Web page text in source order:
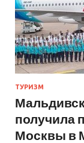
ТУРИЗМ
получила
Москвы в